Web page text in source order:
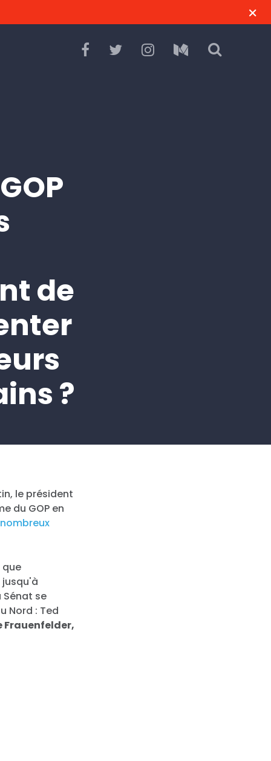
de
?
le président
du GOP en
que
se
Nord : Ted
Frauenfelder,